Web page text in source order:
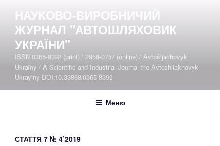
вмісту
НАУКОВО-ВИРОБНИЧИЙ
ЖУРНАЛ "АВТОШЛЯХОВИК
УКРАЇНИ"
ISSN 0365-8392 (print) / 2958-0757 (online) / Avtošljachovyk
Ukraïny / A Scientific and Industrial Journal the Avtoshliakhovyk
Ukrayiny DOI:10.33868/0365-8392
Меню
СТАТТЯ 7 № 4’2019